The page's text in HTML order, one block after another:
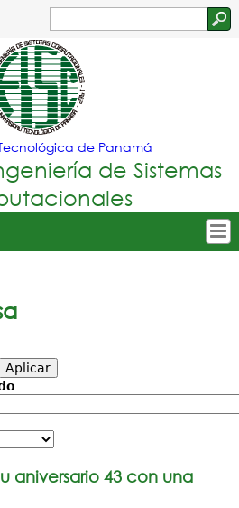
to navigation
Formulario
de
búsqueda
de Panamá
de Sistemas
Secretarías
Investigación
Servicios
aniversario 43 con una